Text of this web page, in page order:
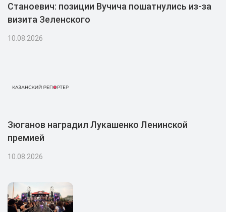
Станоевич: позиции Вучича пошатнулись из-за
визита Зеленского
10.08.2026
Зюганов наградил Лукашенко Ленинской
премией
10.08.2026